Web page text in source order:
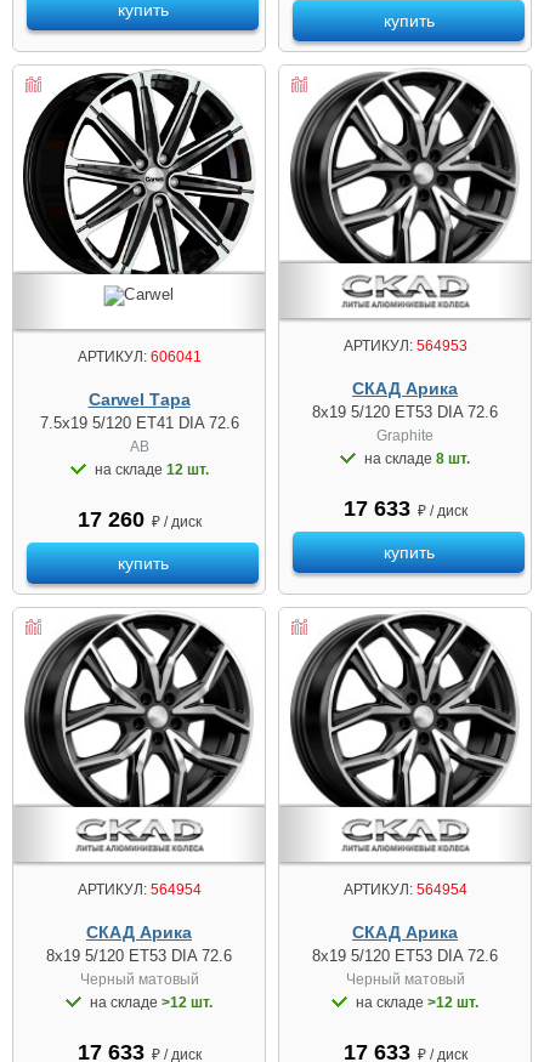
купить
купить
АРТИКУЛ:606041
Carwel Тара
7.5x19 5/120 ET41 DIA 72.6
AB
на складе 12 шт.
17 260 ₽ / диск
купить
АРТИКУЛ:564953
СКАД Арика
8x19 5/120 ET53 DIA 72.6
Graphite
на складе 8 шт.
17 633 ₽ / диск
купить
АРТИКУЛ:564954
СКАД Арика
8x19 5/120 ET53 DIA 72.6
Черный матовый
на складе >12 шт.
17 633 ₽ / диск
АРТИКУЛ:564954
СКАД Арика
8x19 5/120 ET53 DIA 72.6
Черный матовый
на складе >12 шт.
17 633 ₽ / диск